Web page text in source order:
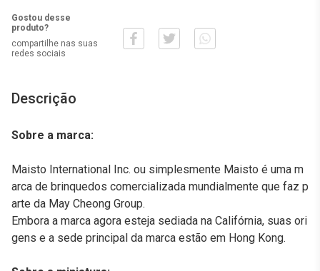
Gostou desse
produto?
compartilhe nas suas
redes sociais
Descrição
Sobre a marca:
Maisto International Inc. ou simplesmente Maisto é uma m
arca de brinquedos comercializada mundialmente que faz p
arte da May Cheong Group.
Embora a marca agora esteja sediada na Califórnia, suas ori
gens e a sede principal da marca estão em Hong Kong.